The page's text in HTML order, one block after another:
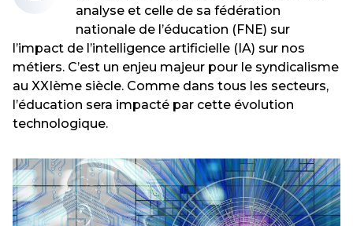
analyse et celle de sa fédération
nationale de l’éducation (FNE) sur
l’impact de l’intelligence artificielle (IA) sur nos
métiers. C’est un enjeu majeur pour le syndicalisme
au XXIème siècle. Comme dans tous les secteurs,
l’éducation sera impacté par cette évolution
technologique.